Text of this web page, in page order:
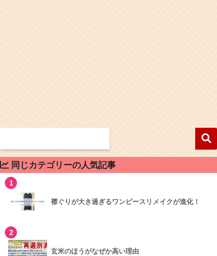
同じカテゴリーの人気記事
1
襟ぐりが大き過ぎるワンピースリメイクが進化！
2
玄米のほうがなぜか高い理由